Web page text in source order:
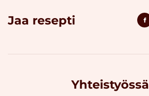
Jaa resepti
Yhteistyössä